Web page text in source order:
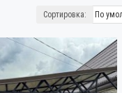
Сортировка: